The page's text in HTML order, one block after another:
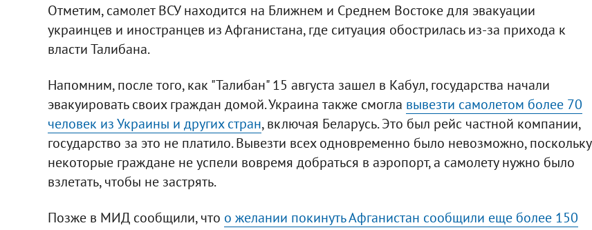
Отметим, самолет ВСУ находится на Ближнем и Среднем Востоке для эвакуации
украинцев и иностранцев из Афганистана, где ситуация обострилась из-за прихода к
власти Талибана.
Напомним, после того, как "Талибан" 15 августа зашел в Кабул, государства начали
эвакуировать своих граждан домой. Украина также смогла вывезти самолетом более 70
человек из Украины и других стран, включая Беларусь. Это был рейс частной компании,
государство за это не платило. Вывезти всех одновременно было невозможно, поскольку
некоторые граждане не успели вовремя добраться в аэропорт, а самолету нужно было
взлетать, чтобы не застрять.
Позже в МИД сообщили, что о желании покинуть Афганистан сообщили еще более 150